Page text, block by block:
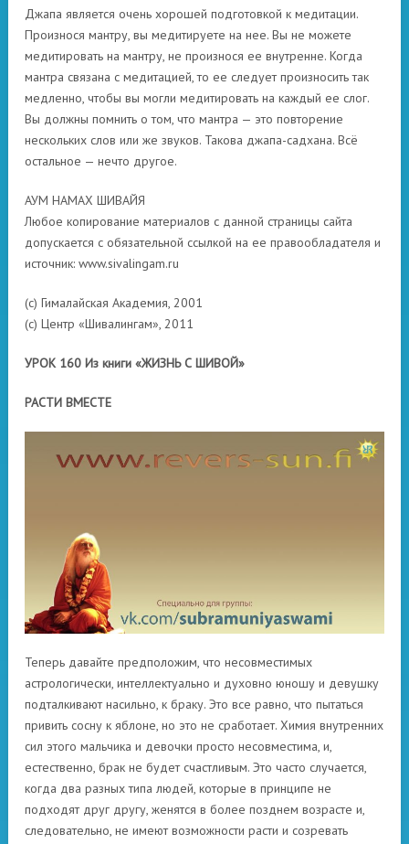
Джапа является очень хорошей подготовкой к медитации.
Произнося мантру, вы медитируете на нее. Вы не можете
медитировать на мантру, не произнося ее внутренне. Когда
мантра связана с медитацией, то ее следует произносить так
медленно, чтобы вы могли медитировать на каждый ее слог.
Вы должны помнить о том, что мантра — это повторение
нескольких слов или же звуков. Такова джапа-садхана. Всё
остальное — нечто другое.
АУМ НАМАХ ШИВАЙЯ
Любое копирование материалов с данной страницы сайта
допускается с обязательной ссылкой на ее правообладателя и
источник: www.sivalingam.ru
(с) Гималайская Академия, 2001
(с) Центр «Шивалингам», 2011
УРОК 160 Из книги «ЖИЗНЬ С ШИВОЙ»
РАСТИ ВМЕСТЕ
Теперь давайте предположим, что несовместимых
астрологически, интеллектуально и духовно юношу и девушку
подталкивают насильно, к браку. Это все равно, что пытаться
привить сосну к яблоне, но это не сработает. Химия внутренних
сил этого мальчика и девочки просто несовместима, и,
естественно, брак не будет счастливым. Это часто случается,
когда два разных типа людей, которые в принципе не
подходят друг другу, женятся в более позднем возрасте и,
следовательно, не имеют возможности расти и созревать